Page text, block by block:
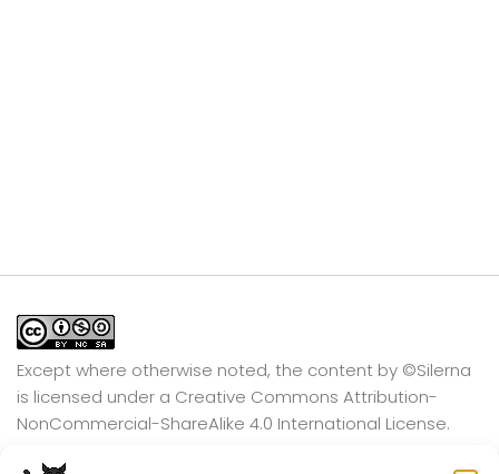
Except where otherwise noted, the content by ©Silerna
is licensed under a Creative Commons Attribution-
NonCommercial-ShareAlike 4.0 International License.